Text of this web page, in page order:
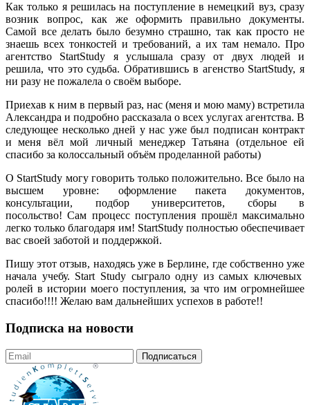
Как только я решилась на поступление в немецкий вуз, сразу
возник вопрос, как же оформить правильно документы.
Самой все делать было безумно страшно, так как просто не
знаешь всех тонкостей и требований, а их там немало. Про
агентство StartStudy я услышала сразу от двух людей и
решила, что это судьба. Обратившись в агенство StartStudy, я
ни разу не пожалела о своём выборе.
Приехав к ним в первый раз, нас (меня и мою маму) встретила
Александра и подробно рассказала о всех услугах агентства. В
следующее несколько дней у нас уже был подписан контракт
и меня вёл мой личный менеджер Татьяна (отдельное ей
спасибо за колоссальный объём проделанной работы)
О StartStudy могу говорить только положительно. Все было на
высшем уровне: оформление пакета документов,
консультации, подбор университетов, сборы в
посольство! Сам процесс поступления прошёл максимально
легко только благодаря им! StartStudy полностью обеспечивает
вас своей заботой и поддержкой.
Пишу этот отзыв, находясь уже в Берлине, где собственно уже
начала учебу. Start Study сыграло одну из самых ключевых
ролей в истории моего поступления, за что им огромнейшее
спасибо!!!! Желаю вам дальнейших успехов в работе!!
Подписка на новости
Подписаться